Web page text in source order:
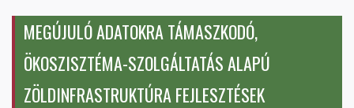
MEGÚJULÓ ADATOKRA TÁMASZKODÓ,
ÖKOSZISZTÉMA-SZOLGÁLTATÁS ALAPÚ
ZÖLDINFRASTRUKTÚRA FEJLESZTÉSEK